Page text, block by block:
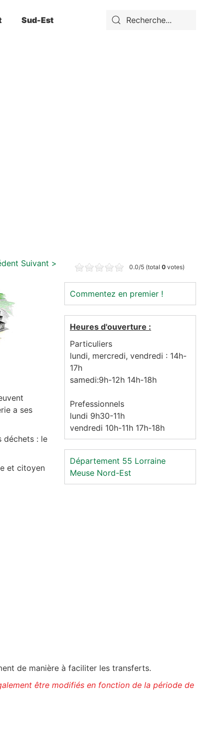
Sud-Est
0.0/5 (total 0 votes)
Commentez en premier !
Heures d'ouverture :
Particuliers
lundi, mercredi, vendredi : 14h-
17h
samedi:9h-12h 14h-18h
Prefessionnels
lundi 9h30-11h
vendredi 10h-11h 17h-18h
Département 55 Lorraine
Meuse Nord-Est
Suivant >
a ses
déchets : le
et citoyen
de manière à faciliter les transferts.
être modifiés en fonction de la période de